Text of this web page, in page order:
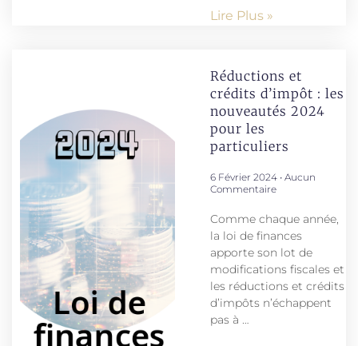
Lire Plus »
Réductions et
crédits d’impôt : les
nouveautés 2024
pour les
particuliers
6 Février 2024 Aucun
Commentaire
Comme chaque année,
la loi de finances
apporte son lot de
modifications fiscales et
les réductions et crédits
d’impôts n’échappent
pas à …